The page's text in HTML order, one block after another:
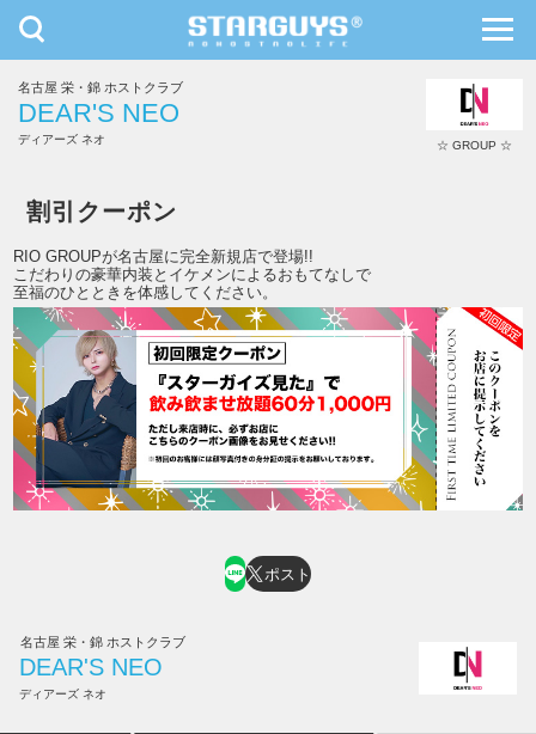
九州・沖縄 北海道・東北
toggle
navigation
名古屋 栄・錦 ホストクラブ
DEAR'S NEO
ディアーズ ネオ ☆ GROUP ☆
割引クーポン
RIO GROUPが名古屋に完全新規店で登場!!
こだわりの豪華内装とイケメンによるおもてなしで
至福のひとときを体感してください。
ポスト
名古屋 栄・錦 ホストクラブ
DEAR'S NEO
ディアーズ ネオ